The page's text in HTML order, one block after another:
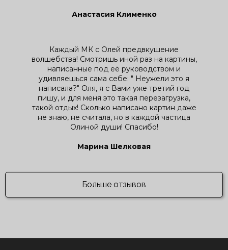
Анастасия Клименко
Каждый МК с Олей предвкушение
волшебства! Смотришь иной раз на картины,
написанные под её руководством и
удивляешься сама себе: " Неужели это я
написала?" Оля, я с Вами уже третий год
пишу, и для меня это такая перезагрузка,
такой отдых! Сколько написано картин даже
не знаю, не считала, но в каждой частица
Олиной души! Спасибо!
Марина Шелковая
Больше отзывов